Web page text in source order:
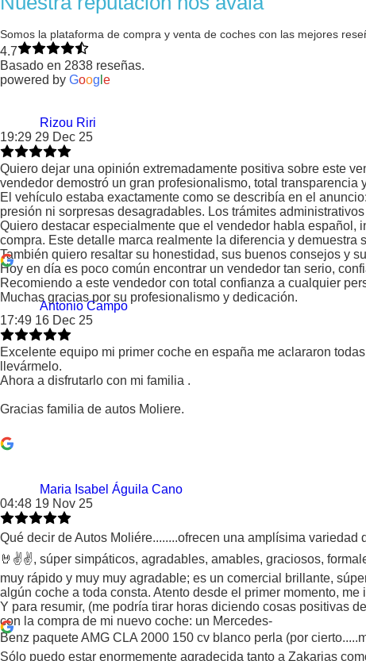
Somos la plataforma de compra y venta de coches con las mejores
4.7
Basado en 2838 reseñas.
powered by Goog e
Rizou Riri
19:29 29 Dec 25
Quiero dejar una opinión extremadamente positiva sobre este
vendedor demostró un gran profesionalismo, total
El vehículo estaba exactamente como se describía en el
presión ni sorpresas desagradables. Los trámites
Quiero destacar especialmente que el vendedor habla
compra. Este detalle marca realmente la diferencia y demuestra
También quiero resaltar su honestidad, sus buenos consejos y
Hoy en día es poco común encontrar un vendedor tan serio,
Recomiendo a este vendedor con total confianza a cualquier
Muchas gracias por su profesionalismo y dedicación.
Antonio Campo
17:49 16 Dec 25
Excelente equipo mi primer coche en españa me aclararon
llevármelo.
Ahora a disfrutarlo con mi familia .
Gracias familia de autos Moliere.
Maria Isabel Águila Cano
04:48 19 Nov 25
Qué decir de Autos Moliére........ofrecen una amplísima
🤘✌️✌️, súper simpáticos, agradables, amables, graciosos,
muy rápido y muy muy agradable; es un comercial brillante,
algún coche a toda consta. Atento desde el primer momento,
Y para resumir, (me podría tirar horas diciendo cosas positivas
con la compra de mi nuevo coche: un Mercedes-
Benz paquete AMG CLA 2000 150 cv blanco perla (por
Sólo puedo estar enormemente agradecida tanto a Zakarias